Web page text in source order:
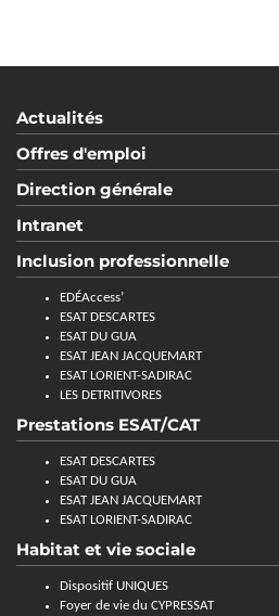
Actualités
Offres d'emploi
Direction générale
Intranet
Inclusion professionnelle
EDÉAccess’
ESAT DESCARTES
ESAT DU GUA
ESAT JEAN JACQUEMART
ESAT LORIENT-SADIRAC
LES DETRITIVORES
Prestations ESAT/CAT
ESAT DESCARTES
ESAT DU GUA
ESAT JEAN JACQUEMART
ESAT LORIENT-SADIRAC
Habitat et vie sociale
Dispositif UNIQUES
Foyer de vie du CYPRESSAT